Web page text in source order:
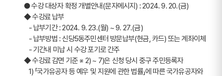
● 수강 대상자 확정 개별안내(문자메시지) : 2024. 9. 20.(금)
◆ 수강료 납부
   - 납부기간 : 2024. 9. 23.(월) ~ 9. 27.(금)
   - 납부방법 : 신당5동주민센터 방문납부(현금, 카드) 또는 계좌이체
   - 기간내 미납 시 수강 포기로 간주
◆ 수강료 감면 기준 ※ 2) ~ 7)은 신청 당시 중구 주민등록자